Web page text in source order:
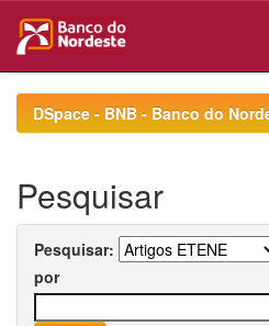
navigationDSpace - BNB - Banco do
Pesquisar
Pesquisar:
por